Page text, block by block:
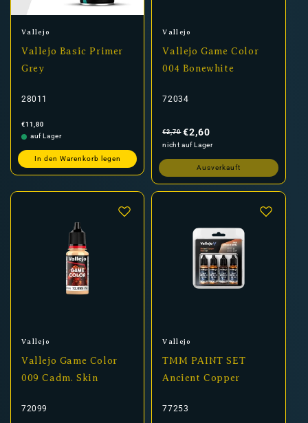
Anbieter:
Vallejo
Vallejo Basic Primer
Grey
28011
Normaler
Preis
€11,80
auf Lager
In den Warenkorb legen
Anbieter:
Vallejo
Vallejo Game Color
004 Bonewhite
72034
Preis
€2,70 €2,60
nicht auf Lager
Ausverkauft
Anbieter:
Vallejo
Vallejo Game Color
009 Cadm. Skin
72099
Anbieter:
Vallejo
TMM PAINT SET
Ancient Copper
77253